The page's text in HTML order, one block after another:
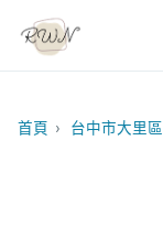
首頁 › 台中市大里區